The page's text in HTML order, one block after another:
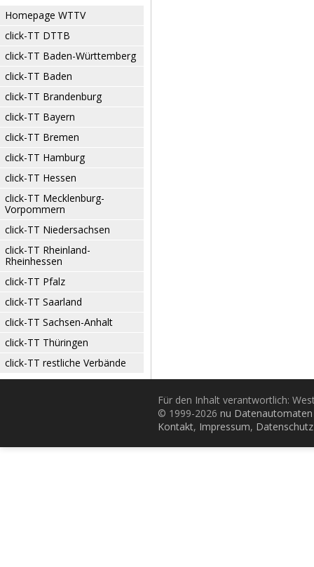
Homepage WTTV
click-TT DTTB
click-TT Baden-Württemberg
click-TT Baden
click-TT Brandenburg
click-TT Bayern
click-TT Bremen
click-TT Hamburg
click-TT Hessen
click-TT Mecklenburg-
Vorpommern
click-TT Niedersachsen
click-TT Rheinland-
Rheinhessen
click-TT Pfalz
click-TT Saarland
click-TT Sachsen-Anhalt
click-TT Thüringen
click-TT restliche Verbände
Für den Inhalt verantwortlich:
© 1999-2026 nu
Kontakt, Impressum, Datenschutz